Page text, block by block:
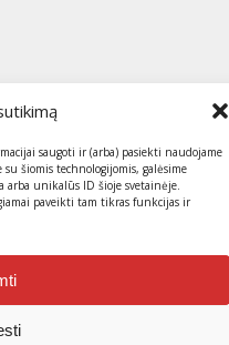
saugoti ir (arba) pasiekti naudojame
šiomis technologijomis, galėsime
arba unikalūs ID šioje svetainėje.
paveikti tam tikras funkcijas ir